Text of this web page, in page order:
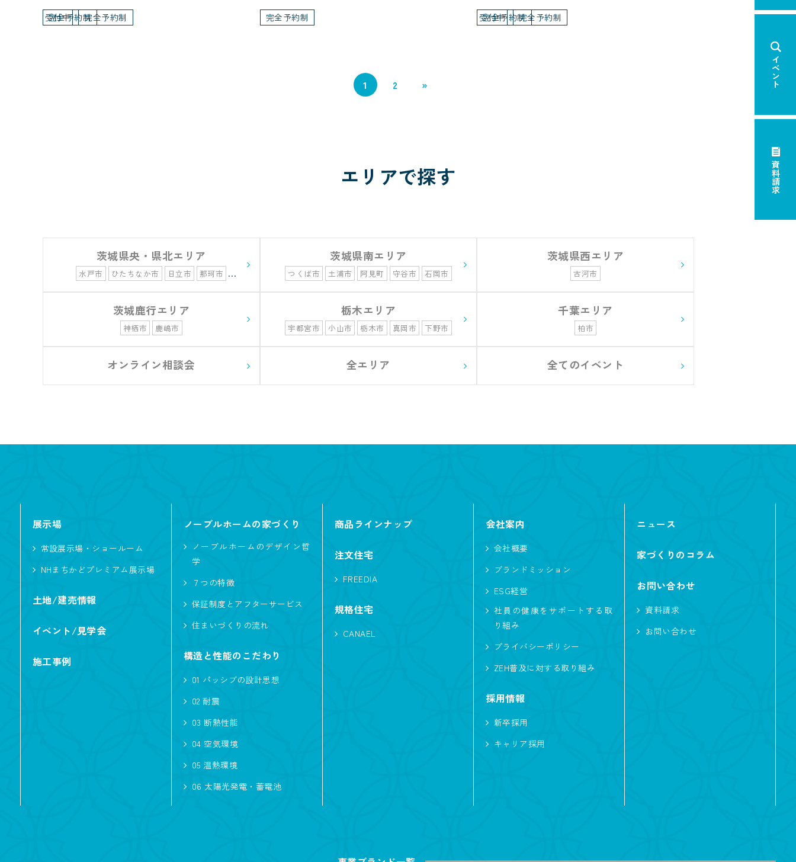
受付中
完全予約制
完全予約制
完全予約制
完全予約制
受付中
完全予約制
1 2 »
エリアで探す
茨城県央・県北エリア
水戸市 ひたちなか市 日立市
那珂市
東海村
常陸太田市 常陸大宮市
北茨城市
高萩市
茨城県南エリア
つくば市 土浦市 阿見町 守谷市 石岡市
茨城県西エリア
古河市
茨城鹿行エリア
神栖市 鹿嶋市
栃木エリア
宇都宮市 小山市 栃木市 真岡市
下野市
佐野市
さくら市
千葉エリア
柏市
オンライン相談会 全エリア 全てのイベント
展示場
常設展示場・ショールーム
NHまちかどプレミアム展示場
土地/建売情報
イベント/見学会
施工事例
ノーブルホームの家づくり
ノーブルホームのデザイン哲
学
７つの特徴
保証制度とアフターサービス
住まいづくりの流れ
構造と性能のこだわり
01 パッシブの設計思想
02 耐震
03 断熱性能
04 空気環境
05 温熱環境
06 太陽光発電・蓄電池
商品ラインナップ
注文住宅
FREEDIA
規格住宅
CANAEL
会社案内
会社概要
ブランドミッション
ESG経営
社員の健康をサポートする取
り組み
プライバシーポリシー
ZEH普及に対する取り組み
採用情報
新卒採用
キャリア採用
ニュース
家づくりのコラム
お問い合わせ
資料請求
お問い合わせ
イベント
資料請求